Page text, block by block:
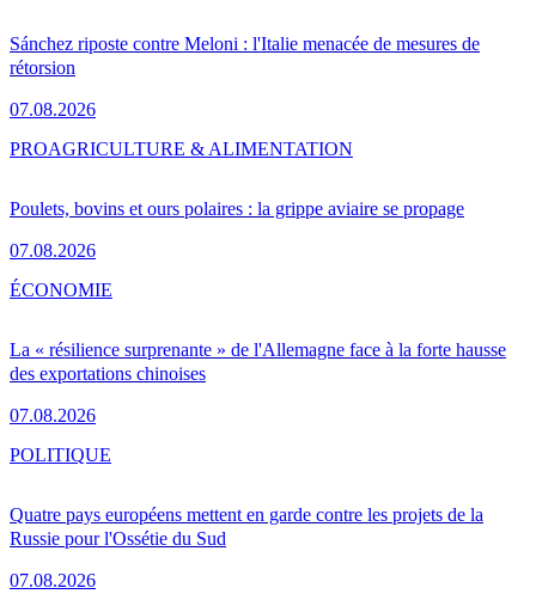
Sánchez riposte contre Meloni : l'Italie menacée de mesures de
rétorsion
07.08.2026
Poulets, bovins et ours polaires : la grippe aviaire se propage
07.08.2026
PROAGRICULTURE & ALIMENTATION
La « résilience surprenante » de l'Allemagne face à la forte hausse
des exportations chinoises
07.08.2026
ÉCONOMIE
Quatre pays européens mettent en garde contre les projets de la
Russie pour l'Ossétie du Sud
07.08.2026
POLITIQUE